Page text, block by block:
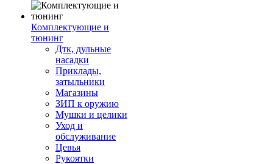
Комплектующие и
тюнинг
Дтк, дульные
насадки
Приклады,
затыльники
Магазины
ЗИП к оружию
Мушки и целики
Уход и
обслуживание
Цевья
Рукоятки